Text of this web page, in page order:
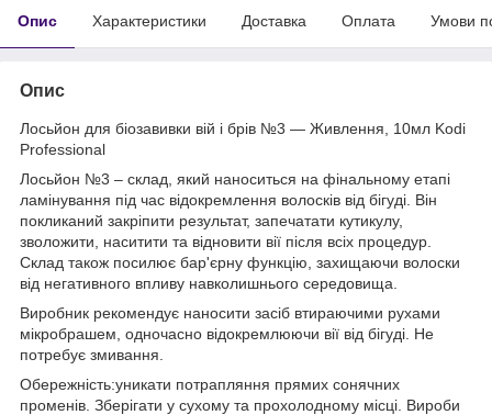
Опис Характеристики Доставка Оплата Умови
Опис
Лосьйон для біозавивки вій і брів №3 — Живлення, 10мл Kodi
Professional
Лосьйон №3 – склад, який наноситься на фінальному етапі
ламінування під час відокремлення волосків від бігуді. Він
покликаний закріпити результат, запечатати кутикулу,
зволожити, наситити та відновити вії після всіх процедур.
Склад також посилює бар'єрну функцію, захищаючи волоски
від негативного впливу навколишнього середовища.
Виробник рекомендує наносити засіб втираючими рухами
мікробрашем, одночасно відокремлюючи вії від бігуді. Не
потребує змивання.
Обережність:уникати потрапляння прямих сонячних
променів. Зберігати у сухому та прохолодному місці. Вироби